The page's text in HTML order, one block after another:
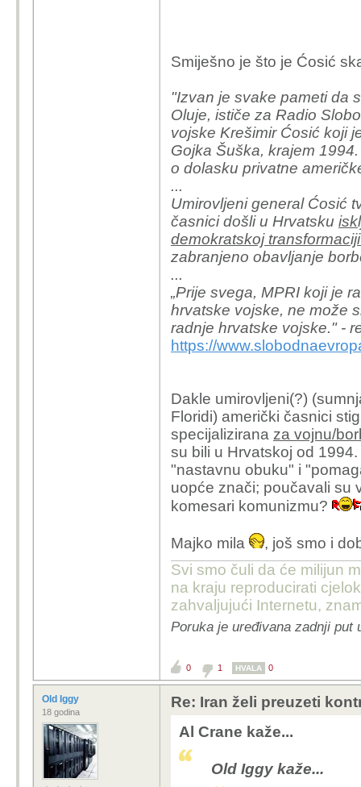
Smiješno je što je Ćosić
"Izvan je svake pameti da
Oluje, ističe za Radio
vojske Krešimir Ćosić koji
Gojka Šuška, krajem
o dolasku privatne
...
Umirovljeni general Ćosić
časnici došli u Hrvatsku
demokratskoj
zabranjeno obavljanje
...
„Prije svega, MPRI koji je
hrvatske vojske, ne može
radnje hrvatske vojske." -
https://
Dakle umirovljeni(?)
Floridi) američki časnici
specijalizirana za vojnu/
su bili u Hrvatskoj od
"nastavnu obuku" i
uopće znači; poučavali su
komesari komunizmu?
Majko mila
, još smo i
Svi smo čuli da će milijun
na kraju reproducirati
zahvaljujući Internetu,
Poruka je uređivana zadnji put
0 1 HVALA 0
Old Iggy
18 godina
Re: Iran želi preuzeti
Al Crane kaže...
Old Iggy kaže...